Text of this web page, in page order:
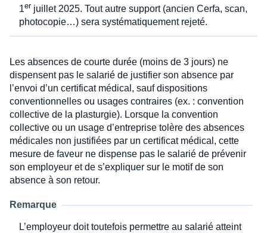
1er juillet 2025. Tout autre support (ancien Cerfa, scan,
photocopie…) sera systématiquement rejeté.
Les absences de courte durée (moins de 3 jours) ne
dispensent pas le salarié de justifier son absence par
l’envoi d’un certificat médical, sauf dispositions
conventionnelles ou usages contraires (ex. : convention
collective de la plasturgie). Lorsque la convention
collective ou un usage d’entreprise tolère des absences
médicales non justifiées par un certificat médical, cette
mesure de faveur ne dispense pas le salarié de prévenir
son employeur et de s’expliquer sur le motif de son
absence à son retour.
Remarque
L’employeur doit toutefois permettre au salarié atteint